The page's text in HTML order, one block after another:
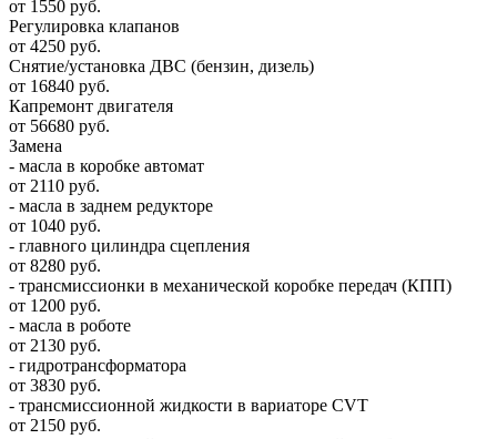
от 1550 руб.
Регулировка клапанов
от 4250 руб.
Снятие/установка ДВС (бензин, дизель)
от 16840 руб.
Капремонт двигателя
от 56680 руб.
Замена
- масла в коробке автомат
от 2110 руб.
- масла в заднем редукторе
от 1040 руб.
- главного цилиндра сцепления
от 8280 руб.
- трансмиссионки в механической коробке передач (КПП)
от 1200 руб.
- масла в роботе
от 2130 руб.
- гидротрансформатора
от 3830 руб.
- трансмиссионной жидкости в вариаторе CVT
от 2150 руб.